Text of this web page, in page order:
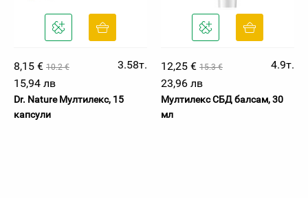
8,15 € 10.2 €
3.58т.
15,94 лв
Dr. Nature Мултилекс, 15
капсули
12,25 € 15.3 €
4.9т.
23,96 лв
Мултилекс СБД балсам, 30
мл